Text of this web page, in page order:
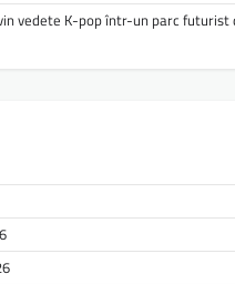
vedete K-pop într-un parc futurist